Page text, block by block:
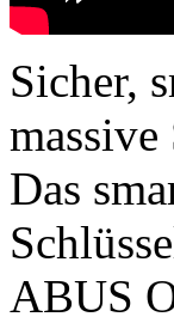
Sicher,
Das
ABUS